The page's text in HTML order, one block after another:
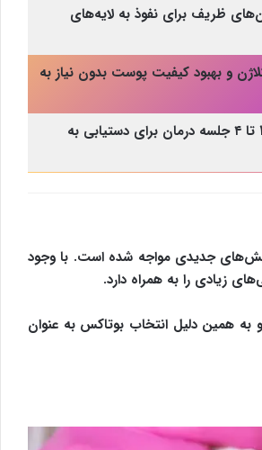
ظریف برای نفوذ به لایه‌های
و بهبود کیفیت پوست بدون نیاز به
معمولاً نیاز به ۲ تا ۴ جلسه درمان برای دستیابی به
جدیدی مواجه شده است. با وجود
زیادی را به همراه دارد.
همین دلیل انتخاب بوتاکس به عنوان